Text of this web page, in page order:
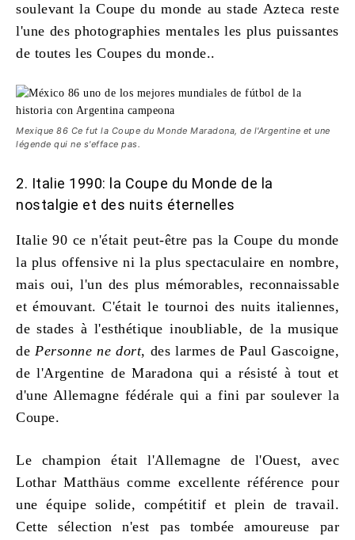
soulevant la Coupe du monde au stade Azteca reste
l'une des photographies mentales les plus puissantes
de toutes les Coupes du monde..
Mexique 86 Ce fut la Coupe du Monde Maradona, de l'Argentine et une
légende qui ne s'efface pas.
2. Italie 1990: la Coupe du Monde de la
nostalgie et des nuits éternelles
Italie 90 ce n'était peut-être pas la Coupe du monde
la plus offensive ni la plus spectaculaire en nombre,
mais oui, l'un des plus mémorables, reconnaissable
et émouvant. C'était le tournoi des nuits italiennes,
de stades à l'esthétique inoubliable, de la musique
de Personne ne dort, des larmes de Paul Gascoigne,
de l'Argentine de Maradona qui a résisté à tout et
d'une Allemagne fédérale qui a fini par soulever la
Coupe.
Le champion était l'Allemagne de l'Ouest, avec
Lothar Matthäus comme excellente référence pour
une équipe solide, compétitif et plein de travail.
Cette sélection n'est pas tombée amoureuse par